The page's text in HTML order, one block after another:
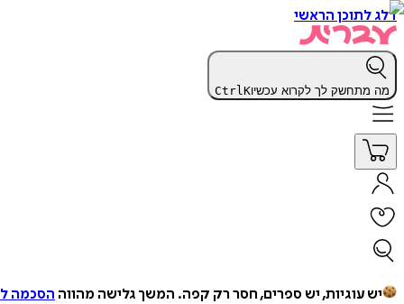
דלג לתוכן הראשי
מה מתחשק לך לקרוא עכשיו CtrlK
יש עוגיות, יש ספרים, חסר רק קפה. המשך גלישה מהווה הסכמה